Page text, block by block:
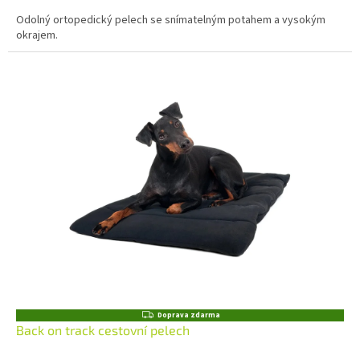
Odolný ortopedický pelech se snímatelným potahem a vysokým
okrajem.
Z
A
Doprava zdarma
Back on track cestovní pelech